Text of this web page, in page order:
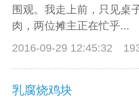
围观。我走上前，只见桌
肉，两位摊主正在忙乎...
2016-09-29 12:45:32
乳腐烧鸡块